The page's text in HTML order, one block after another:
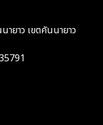
ยาว เขตคันนายาว